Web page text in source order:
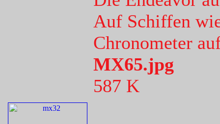
Auf Schiffen
Chronometer
MX65.jpg
587 K